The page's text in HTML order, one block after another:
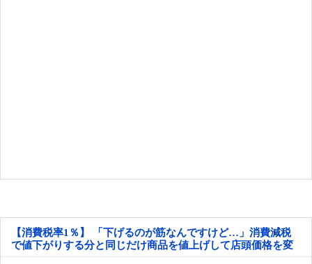
【消費税率1％】 「下げるのが筋なんですけど…」消費減税
で値下がりする分と同じだけ商品を値上げして店頭価格を変
えない店も